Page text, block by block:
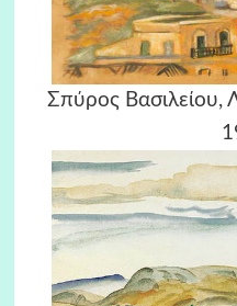
Σπύρος Βασιλείου,